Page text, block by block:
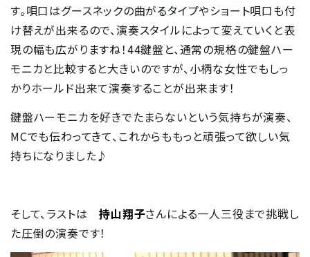
す。唄口はグースネックの曲がるタイプやショート唄口も付
け替えが出来るので、演奏スタイルによって変えていくと表
現の幅も広がりますね！44鍵盤と、通常の規格の鍵盤ハー
モニカと比較すると大きいのですが、小柄な女性でもしっ
かりホールド出来て演奏することが出来ます！
鍵盤ハーモニカを好きでたまらないという気持ちが演奏、
MCでも伝わってきて、これからももっと頑張って欲しい気
持ちになりました♪
そして、ラストは持山翔子さんによる一人三役まで挑戦し
た圧倒の演奏です！